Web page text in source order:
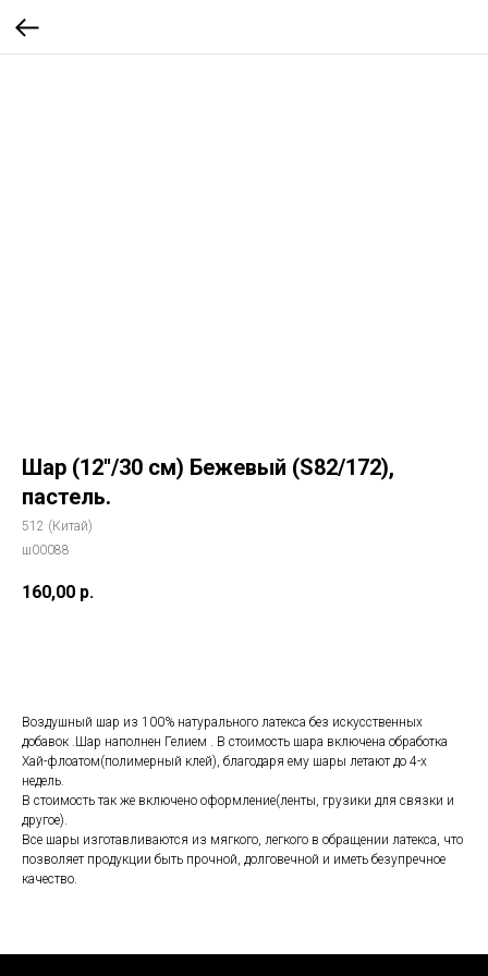
Шар (12''/30 см) Бежевый (S82/172),
пастель.
512 (Китай)
ш00088
160,00 р.
Воздушный шар из 100% натурального латекса без искусственных
добавок .Шар наполнен Гелием . В стоимость шара включена обработка
Хай-флоатом(полимерный клей), благодаря ему шары летают до 4-х
недель.
В стоимость так же включено оформление(ленты, грузики для связки и
другое).
Все шары изготавливаются из мягкого, легкого в обращении латекса, что
позволяет продукции быть прочной, долговечной и иметь безупречное
качество.